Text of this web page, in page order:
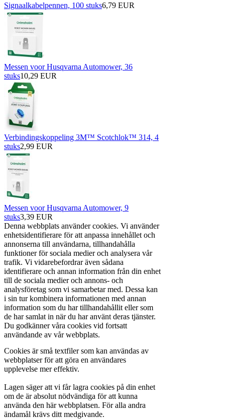
Signaalkabelpennen, 100 stuks6,79 EUR
Messen voor Husqvarna Automower, 36
stuks10,29 EUR
Verbindingskoppeling 3M™ Scotchlok™ 314, 4
stuks2,99 EUR
Messen voor Husqvarna Automower, 9
stuks3,39 EUR
Denna webbplats använder cookies. Vi använder
enhetsidentifierare för att anpassa innehållet och
annonserna till användarna, tillhandahålla
funktioner för sociala medier och analysera vår
trafik. Vi vidarebefordrar även sådana
identifierare och annan information från din enhet
till de sociala medier och annons- och
analysföretag som vi samarbetar med. Dessa kan
i sin tur kombinera informationen med annan
information som du har tillhandahållit eller som
de har samlat in när du har använt deras tjänster.
Du godkänner våra cookies vid fortsatt
användande av vår webbplats.
Cookies är små textfiler som kan användas av
webbplatser för att göra en användares
upplevelse mer effektiv.
Lagen säger att vi får lagra cookies på din enhet
om de är absolut nödvändiga för att kunna
använda den här webbplatsen. För alla andra
ändamål krävs ditt medgivande.